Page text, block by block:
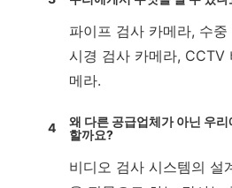
파이프 검사 카메라, 수
시경 검사 카메라, CCTV
메라.
4
왜 다른 공급업체가 아닌 우
할까요?
비디오 검사 시스템의 설